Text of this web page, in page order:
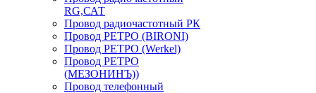
RG,САТ
Провод радиочастотный РК
Провод РЕТРО (BIRONI)
Провод РЕТРО (Werkel)
Провод РЕТРО
(МЕЗОНИНЪ))
Провод телефонный